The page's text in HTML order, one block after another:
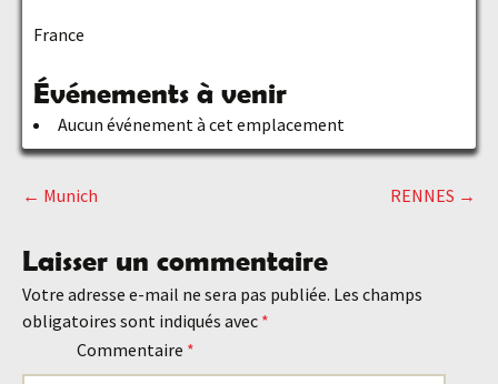
France
Événements à venir
Aucun événement à cet emplacement
Navigation
des
articles
← Munich RENNES →
Laisser un commentaire
Votre adresse e-mail ne sera pas publiée. Les champs
obligatoires sont indiqués avec *
Commentaire *